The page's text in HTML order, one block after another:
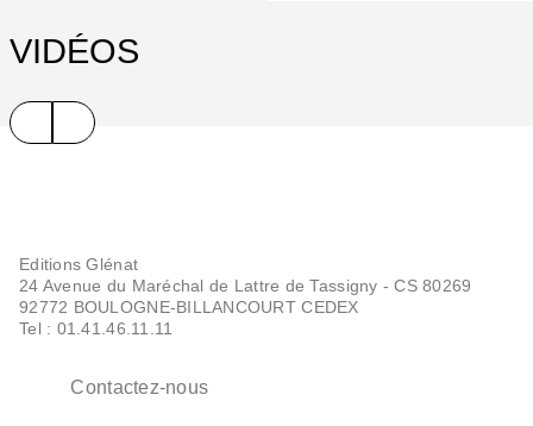
VIDÉOS
Editions Glénat
24 Avenue du Maréchal de Lattre de Tassigny - CS 80269
92772 BOULOGNE-BILLANCOURT CEDEX
Tel : 01.41.46.11.11
Contactez-nous